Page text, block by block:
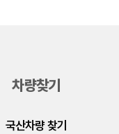
차량찾기
국산차량 찾기